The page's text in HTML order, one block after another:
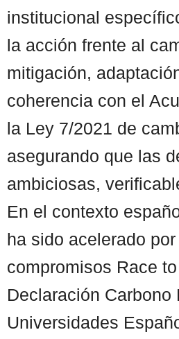
institucional
la acción frente al
mitigación,
coherencia con el
la Ley 7/2021 de
asegurando que las
ambiciosas,
En el contexto
ha sido acelerado
compromisos Race
Declaración Carbono
Universidades